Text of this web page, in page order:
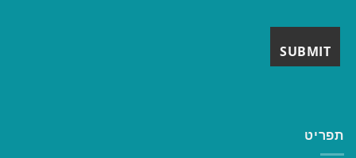
תפריט